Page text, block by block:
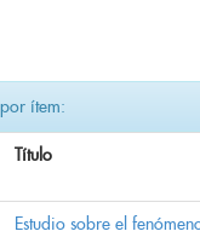
ítem:
Título
Estudio sobre el